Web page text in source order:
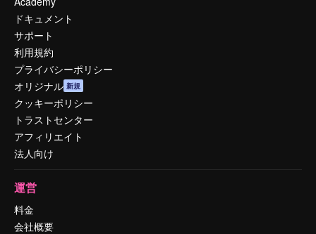
ドキュメント
サポート
利用規約
プライバシーポリシー
オリジナル 新規
クッキーポリシー
トラストセンター
アフィリエイト
法人向け
運営
料金
会社概要